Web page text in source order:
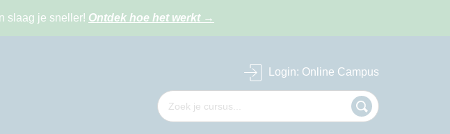
slaag je sneller! Ontdek hoe het werkt →
Login: Online Campus